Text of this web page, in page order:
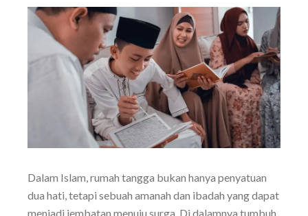
Dalam Islam, rumah tangga bukan hanya penyatuan
dua hati, tetapi sebuah amanah dan ibadah yang dapat
menjadi jembatan menuju surga. Di dalamnya tumbuh